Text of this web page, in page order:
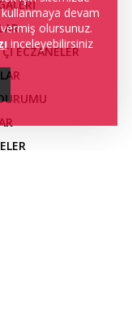
ECZANELER
devam
olursunuz.
inceleyebilirsiniz